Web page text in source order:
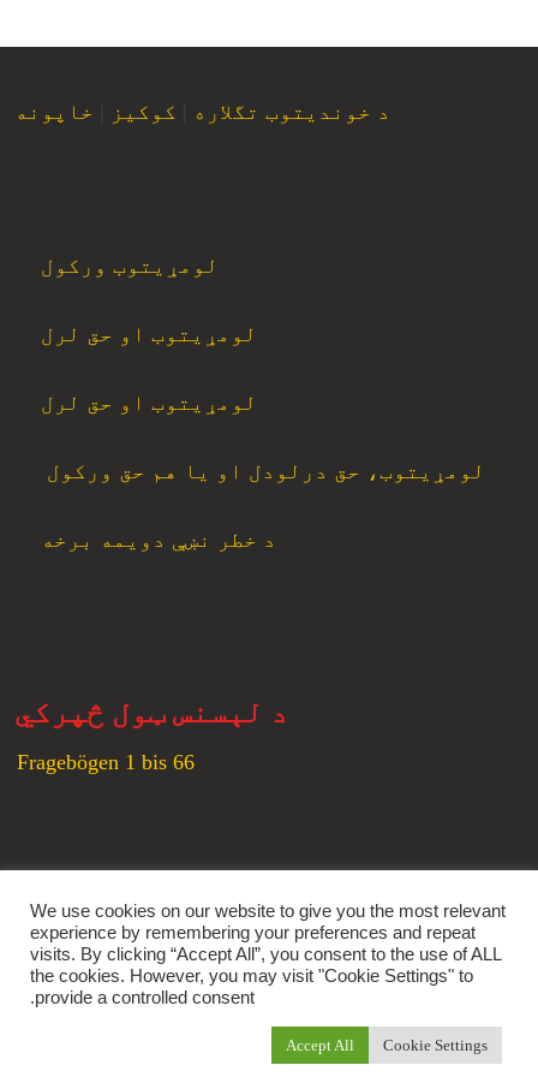
د خوندیتوب تگلاره کوکیز خاپونه
لومړیتوب ورکول
لومړیتوب او حق لرل
لومړیتوب او حق لرل
لومړیتوب، حق درلودل او یا هم حق ورکول
د خطر نښې دویمه برخه
د لېسنس ټول څپرکي
Fragebögen 1 bis 66
زموږ ټولنیزې شبکې
Facebook
Tumblr
Instagram
Youtube
We use cookies on our website to give you the most relevant
experience by remembering your preferences and repeat
visits. By clicking “Accept All”, you consent to the use of ALL
the cookies. However, you may visit "Cookie Settings" to
provide a controlled consent.
Cookie Settings
Accept All